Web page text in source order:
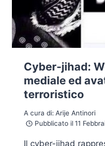
Cyber-jihad:
mediale ed
terroristico
A cura di: Arije Antinori
Pubblicato il 11
Il cyber-jihad